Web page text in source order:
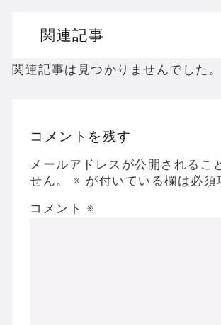
ドラゴンクエスト３の思い出
【聖剣伝説3】リースとアン
Powered by livedoor 相互RSS
関連記事
関連記事は見つかりませんでした。
コメントを残す
メールアドレスが公開されるこ
せん。
※ が付いている欄は必須
コメント ※